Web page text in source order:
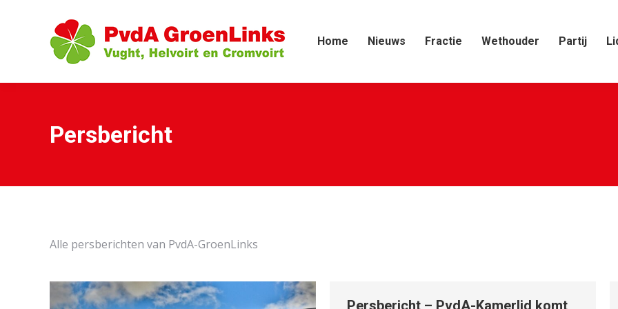
Home Nieuws Fractie Wethouder Partij
Persbericht
Alle persberichten van PvdA-GroenLinks
Persbericht – PvdA-Kamerlid komt